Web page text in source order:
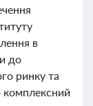
в
до
ринку та
комплексний